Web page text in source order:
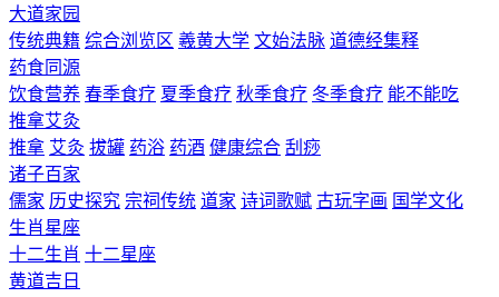
大道家园
传统典籍 综合浏览区 羲黄大学 文始法脉 道德经集释
药食同源
饮食营养 春季食疗 夏季食疗 秋季食疗 冬季食疗 能不能吃
推拿艾灸
推拿 艾灸 拔罐 药浴 药酒 健康综合 刮痧
诸子百家
儒家 历史探究 宗祠传统 道家 诗词歌赋 古玩字画 国学文化
生肖星座
十二生肖 十二星座
黄道吉日